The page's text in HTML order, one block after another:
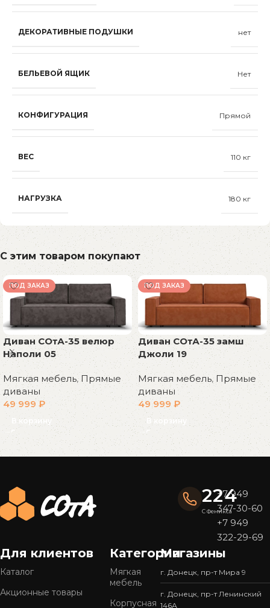
ДЕКОРАТИВНЫЕ ПОДУШКИ нет
БЕЛЬЕВОЙ ЯЩИК Нет
КОНФИГУРАЦИЯ Прямой
ВЕС 110 кг
НАГРУЗКА 180 кг
С этим товаром покупают
ПОД ЗАКАЗ
Диван СОтА-35 велюр
Наполи 05
Мягкая мебель, Прямые
диваны
49 999₽
В корзину
ПОД ЗАКАЗ
Диван СОтА-35 замш
Джоли 19
Мягкая мебель, Прямые
диваны
49 999 ₽
В корзину
Read More
224
С Феникса
+7 949
347-30-60
+7 949
322-29-69
Для клиентов
Каталог
Акционные товары
Категории
Мягкая
мебель
Корпусная
Магазины
г. Донецк, пр-т Мира 9
г. Донецк, пр-т Ленинский
146А